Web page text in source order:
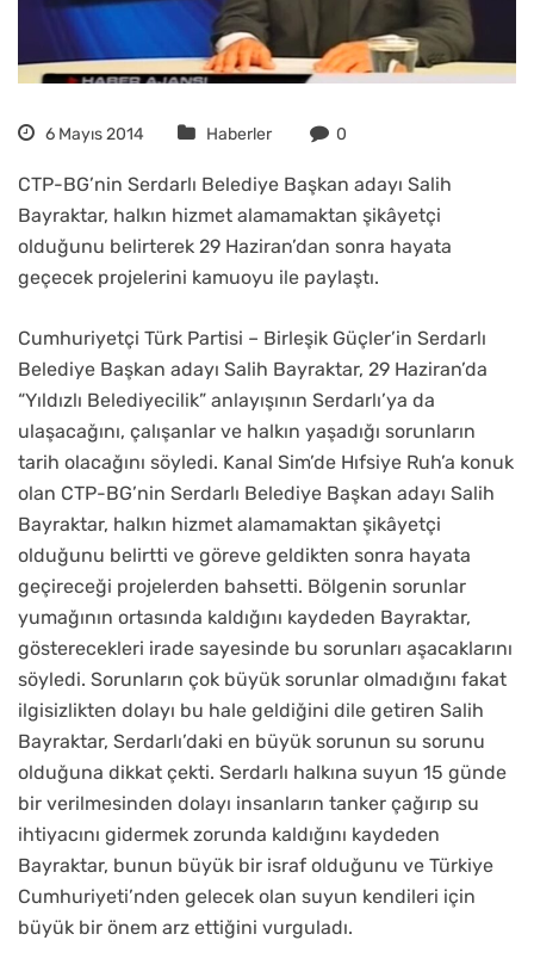
6 Mayıs 2014 Haberler 0
CTP-BG’nin Serdarlı Belediye Başkan adayı Salih
Bayraktar, halkın hizmet alamamaktan şikâyetçi
olduğunu belirterek 29 Haziran’dan sonra hayata
geçecek projelerini kamuoyu ile paylaştı.
Cumhuriyetçi Türk Partisi – Birleşik Güçler’in Serdarlı
Belediye Başkan adayı Salih Bayraktar, 29 Haziran’da
“Yıldızlı Belediyecilik” anlayışının Serdarlı’ya da
ulaşacağını, çalışanlar ve halkın yaşadığı sorunların
tarih olacağını söyledi. Kanal Sim’de Hıfsiye Ruh’a konuk
olan CTP-BG’nin Serdarlı Belediye Başkan adayı Salih
Bayraktar, halkın hizmet alamamaktan şikâyetçi
olduğunu belirtti ve göreve geldikten sonra hayata
geçireceği projelerden bahsetti. Bölgenin sorunlar
yumağının ortasında kaldığını kaydeden Bayraktar,
gösterecekleri irade sayesinde bu sorunları aşacaklarını
söyledi. Sorunların çok büyük sorunlar olmadığını fakat
ilgisizlikten dolayı bu hale geldiğini dile getiren Salih
Bayraktar, Serdarlı’daki en büyük sorunun su sorunu
olduğuna dikkat çekti. Serdarlı halkına suyun 15 günde
bir verilmesinden dolayı insanların tanker çağırıp su
ihtiyacını gidermek zorunda kaldığını kaydeden
Bayraktar, bunun büyük bir israf olduğunu ve Türkiye
Cumhuriyeti’nden gelecek olan suyun kendileri için
büyük bir önem arz ettiğini vurguladı.